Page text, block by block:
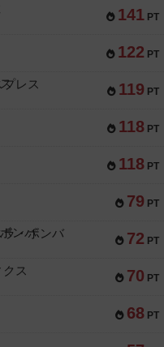
141 PT
122 PT
119 PT
レス
118 PT
118 PT
79 PT
72 PT
・ボンバ
70 PT
ス
68 PT